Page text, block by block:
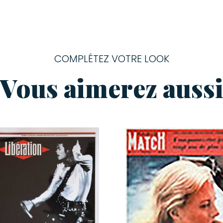
COMPLÉTEZ VOTRE LOOK
Vous aimerez aussi